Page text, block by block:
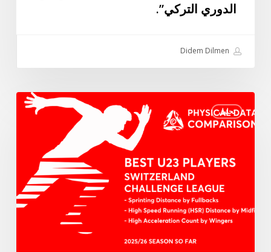
الدوري
الدوري التركي”.
تحليلاللاعبين
تحت
التحدي
السويسري